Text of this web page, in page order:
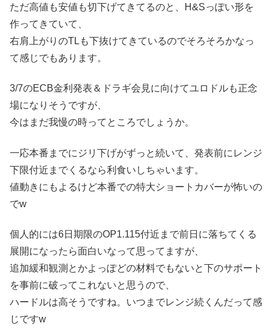
ただ高値も安値も切下げてきてるのと、H&Sっぽい形を
作ってきていて、
右肩上がりのTLも下抜けてきているのでそろそろかなっ
て感じでもあります。
3/7のECB金利発表＆ドラギ会見に向けてユロドルも正念
場になりそうですが、
今はまだ我慢の時ってところでしょうか。
一応本番までにジリ下げがずっと続いて、発表前にレンジ
下限付近までくるなら利食いしちゃいます。
値動きにもよるけど本番での特大ショートカバーが怖いの
でw
個人的には6日期限のOP1.115付近まで前日に落ちてくる
展開になったら面白いなって思ってますが、
追加緩和観測とかよっぽどの材料でもないと下のサポート
を事前に破ってこれないと思うので、
ハードルは高そうですね。いつまでレンジ続くんだって感
じですw